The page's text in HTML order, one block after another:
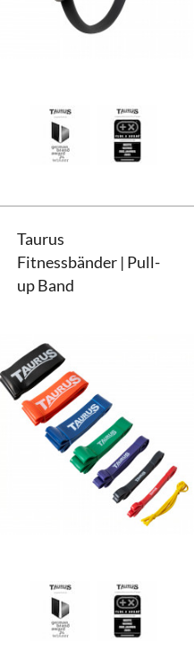
Taurus Pilates Reformer
Taurus
Fitnessbänder | Pull-
up Band